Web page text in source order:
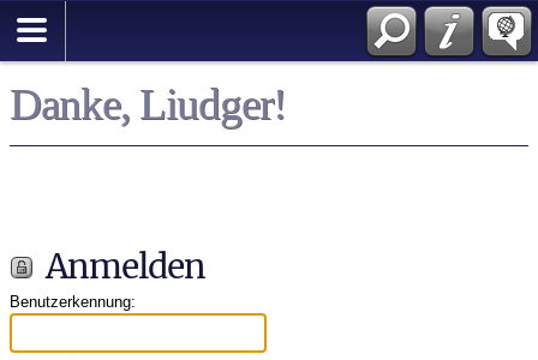
Danke, Liudger!
Anmelden
Benutzerkennung: